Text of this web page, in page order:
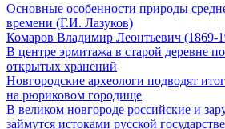
Основные особенности природы
времени (Г.И. Лазуков)
Комаров Владимир Леонтьевич (1869-
В центре эрмитажа в старой деревне
открытых хранений
Новгородские археологи подводят
на рюриковом городище
В великом новгороде российские и
займутся истоками русской